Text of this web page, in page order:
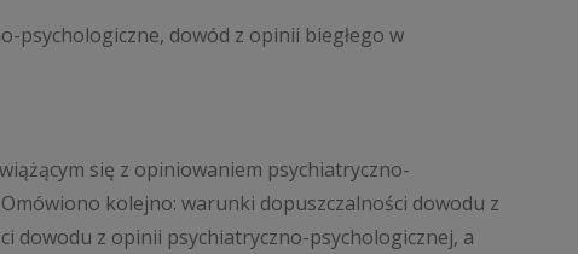
psychologiczne, dowód z opinii biegłego w
się z opiniowaniem psychiatryczno-
kolejno: warunki dopuszczalności dowodu z
dowodu z opinii psychiatryczno-psychologicznej, a